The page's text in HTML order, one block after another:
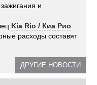
и
Kia Rio / Киа Рио
расходы составят
ДРУГИЕ НОВОСТИ